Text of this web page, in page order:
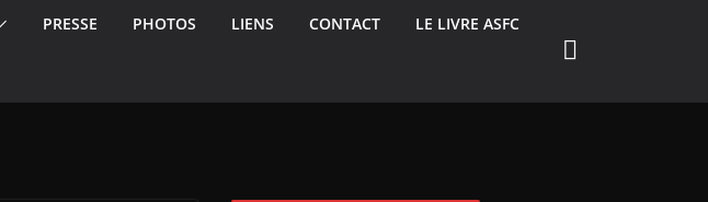
PRESSE PHOTOS LIENS CONTACT LE LIVRE ASFC